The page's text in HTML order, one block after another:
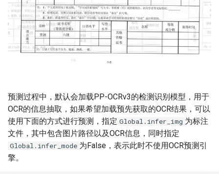
预测过程中，默认会加载PP-OCRv3的检测识别模型，用于
OCR的信息抽取，如果希望加载预先获取的OCR结果，可以
使用下面的方式进行预测，指定 Global.infer_img 为标注
文件，其中包含图片路径以及OCR信息，同时指定
Global.infer_mode 为False，表示此时不使用OCR预测引
擎。